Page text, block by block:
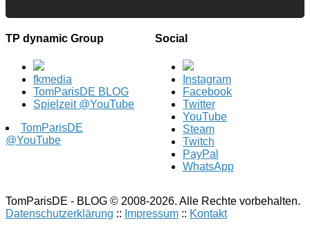
TP dynamic Group
fkmedia
TomParisDE BLOG
Spielzeit @YouTube
TomParisDE
@YouTube
Social
Instagram
Facebook
Twitter
YouTube
Steam
Twitch
PayPal
WhatsApp
TomParisDE - BLOG © 2008-2026. Alle Rechte vorbehalten.
Datenschutzerklärung :: Impressum :: Kontakt